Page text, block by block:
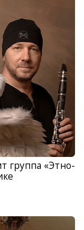
группа «Этно-